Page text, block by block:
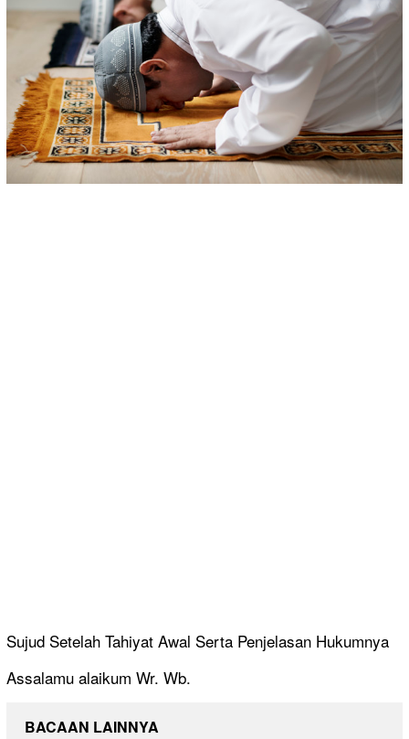
Sujud Setelah Tahiyat Awal Serta Penjelasan Hukumnya
Assalamu alaikum Wr. Wb.
BACAAN LAINNYA